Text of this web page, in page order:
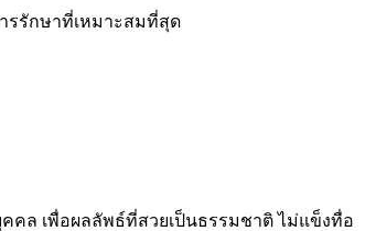
ารรักษาที่เหมาะสมที่สุด
คคล เพื่อผลลัพธ์ที่สวยเป็นธรรมชาติ ไม่แข็งทื่อ